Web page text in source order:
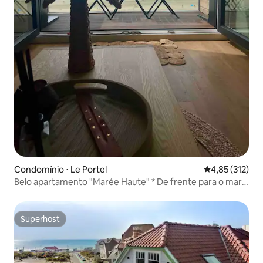
Condomínio ⋅ Le Portel 4,85 de uma
4,85 (312)
Belo apartamento "Marée Haute" * De frente para o mar -
Superhost
Superhost